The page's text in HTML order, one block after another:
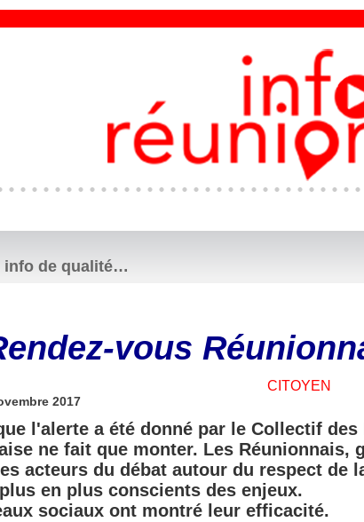
info de qualité…
vous
CITOYEN
2017
l'alerte a été donné par le Collectif
ne fait que monter. Les Réunionnais,
acteurs du débat autour du respect de
en plus conscients des enjeux.
sociaux ont montré leur efficacité.